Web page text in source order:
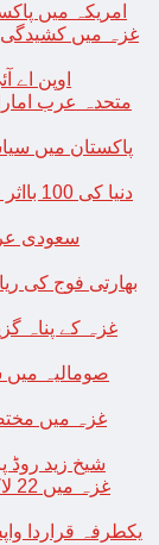
امریکہ میں
غزہ میں کشیدگی،
اوپن اے
پاکستان میں
دنیا
سعودی
بھارتی فوج کی
غزہ کے پناہ
غزہ میں
شیخ زید روڈ
یکطرفہ قراردا